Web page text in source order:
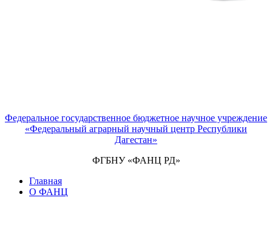
Федеральное государственное бюджетное научное учреждение
«Федеральный аграрный научный центр Республики
Дагестан»
ФГБНУ «ФАНЦ РД»
Главная
О ФАНЦ